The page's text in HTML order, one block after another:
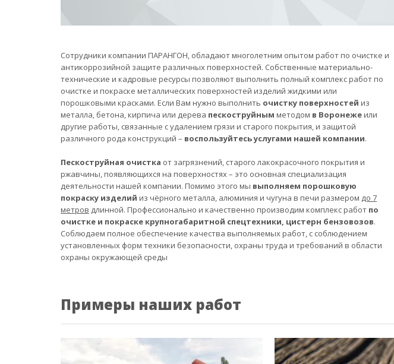
Сотрудники компании ПАРАНГОН, обладают многолетним опытом работ по очистке и
антикоррозийной защите различных поверхностей. Собственные материально-
технические и кадровые ресурсы позволяют выполнить полный комплекс работ по
очистке и покраске металлических поверхностей изделий жидкими или
порошковыми красками. Если Вам нужно выполнить очистку поверхностей из
металла, бетона, кирпича или дерева пескоструйным методом в Воронежеили
другие работы, связанные с удалением грязи и старого покрытия, и защитой
различного рода конструкций – воспользуйтесь услугами нашей компании.
Пескоструйная очистка от загрязнений, старого лакокрасочного покрытия и
ржавчины, появляющихся на поверхностях – это основная специализация
деятельности нашей компании. Помимо этого мы выполняем порошковую
покраску изделий из чёрного металла, алюминия и чугуна в печи размером до 7
метров длинной. Профессионально и качественно производим комплекс работ по
очистке и покраске крупногабаритной спецтехники, цистерн бензовозов.
Соблюдаем полное обеспечение качества выполняемых работ, с соблюдением
установленных форм техники безопасности, охраны труда и требований в области
охраны окружающей среды
Примеры наших работ